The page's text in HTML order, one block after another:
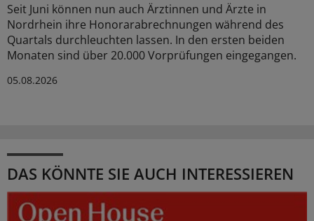
Seit Juni können nun auch Ärztinnen und Ärzte in
Nordrhein ihre Honorarabrechnungen während des
Quartals durchleuchten lassen. In den ersten beiden
Monaten sind über 20.000 Vorprüfungen eingegangen.
05.08.2026
DAS KÖNNTE SIE AUCH INTERESSIEREN